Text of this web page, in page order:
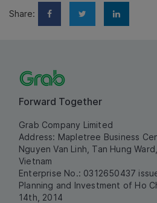
Share:
Forward Together
Grab Company Limited
Address: Mapletree Business
Nguyen Van Linh, Tan Hung
Vietnam
Enterprise No.: 0312650437
Planning and Investment of Ho
14th, 2014